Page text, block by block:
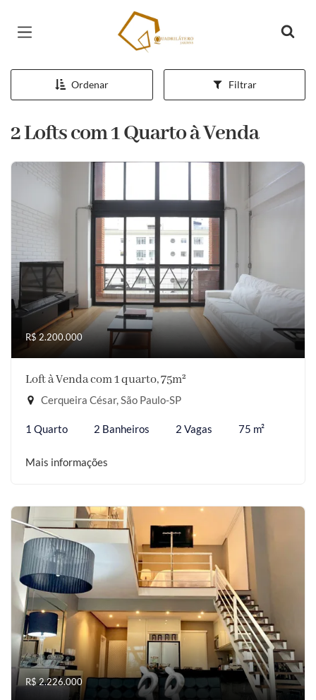
Página inicial
Ordenar Filtrar
2 Lofts com 1 Quarto à Venda
R$ 2.200.000
Loft à Venda com 1 quarto, 75m²
Cerqueira César, São Paulo-SP
1 Quarto 2 Banheiros 2 Vagas 75 m²
Mais informações
R$ 2.226.000